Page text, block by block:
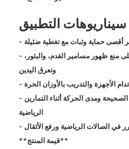
سيناريوهات التطبيق
أقصى حماية وثبات مع تغطية ضئيلة
- تعمل الحشوة المصنوعة من النيوبرين على منع ظهور مسامير القدم، والبثور،
وتعرق اليدين
الأجهزة والتدريب بالأوزان الحرة
- يساعد في الحفاظ على الوضعية الصحيحة ومدى الحركة أثناء التمارين
الرياضية
في الصالات الرياضية ورفع الأثقال
**قيمة المنتج**